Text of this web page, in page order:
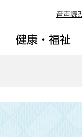
音声読
健康・福祉